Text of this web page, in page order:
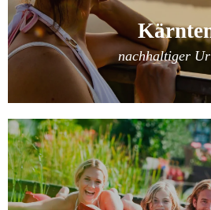
nachhaltiger